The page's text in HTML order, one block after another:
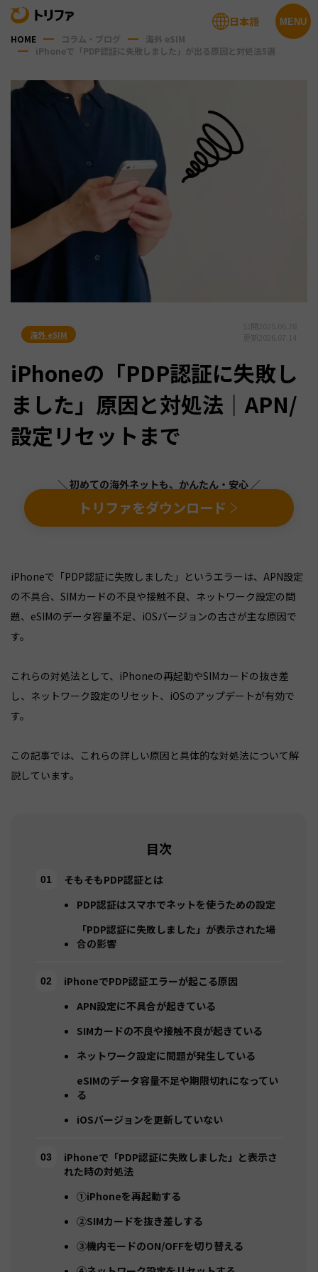
MENU
日本語
HOME コラム・ブログ
海外 eSIM
iPhoneで「PDP認証に失敗しました」が出る原因と対処法5選
海外 eSIM
iPhoneの「PDP認証に失敗し
ました」原因と対処法｜APN/
設定リセットまで
＼ 初めての海外ネットも、かんたん・安心 ／
トリファをダウンロード
iPhoneで「PDP認証に失敗しました」というエラーは、APN設定
の不具合、SIMカードの不良や接触不良、ネットワーク設定の問
題、eSIMのデータ容量不足、iOSバージョンの古さが主な原因で
す。
これらの対処法として、iPhoneの再起動やSIMカードの抜き差
し、ネットワーク設定のリセット、iOSのアップデートが有効で
す。
この記事では、これらの詳しい原因と具体的な対処法について解
説しています。
目次
そもそもPDP認証とは
PDP認証はスマホでネットを使うための設定
「PDP認証に失敗しました」が表示された場
合の影響
iPhoneでPDP認証エラーが起こる原因
APN設定に不具合が起きている
SIMカードの不良や接触不良が起きている
ネットワーク設定に問題が発生している
eSIMのデータ容量不足や期限切れになってい
る
iOSバージョンを更新していない
iPhoneで「PDP認証に失敗しました」と表示さ
れた時の対処法
①iPhoneを再起動する
②SIMカードを抜き差しする
③機内モードのON/OFFを切り替える